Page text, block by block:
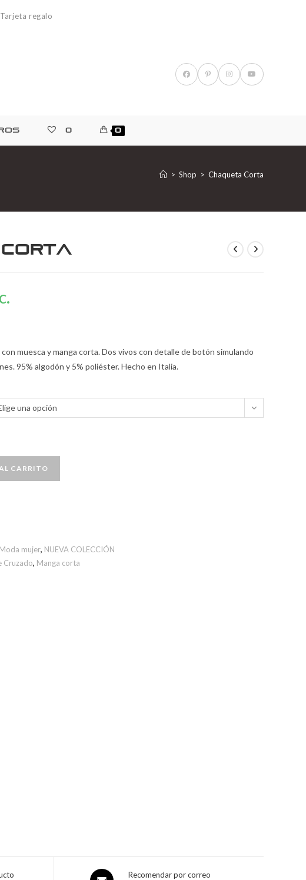
Tarjeta regalo
0 0
> Shop > Chaqueta Corta
Corta
muesca y manga corta. Dos vivos con detalle de botón simulando
95% algodón y 5% poliéster. Hecho en Italia.
una opción
CARRITO
Moda mujer, NUEVA COLECCIÓN
Cruzado, Manga corta
Recomendar por correo